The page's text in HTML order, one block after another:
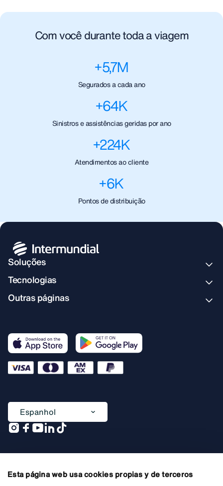
Esta página web usa cookies propias y de terceros
Com você durante toda a viagem
+5,7M
Segurados a cada ano
+64K
Sinistros e assistências geridas por ano
+224K
Atendimentos ao cliente
+6K
Pontos de distribuição
Soluções
Tecnologias
Outras páginas
Espanhol